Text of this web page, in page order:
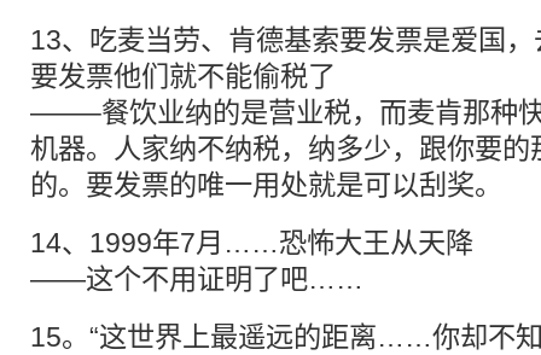
13、吃麦当劳、肯德基索要发票是爱国
要发票他们就不能偷税了
——–餐饮业纳的是营业税，而麦肯那种
机器。人家纳不纳税，纳多少，跟你要
的。要发票的唯一用处就是可以刮奖。
14、1999年7月……恐怖大王从天降
——这个不用证明了吧……
15。“这世界上最遥远的距离……你却不